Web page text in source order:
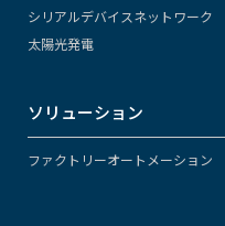
シリアルデバイスネットワーク
太陽光発電
ソリューション
ファクトリーオートメーション